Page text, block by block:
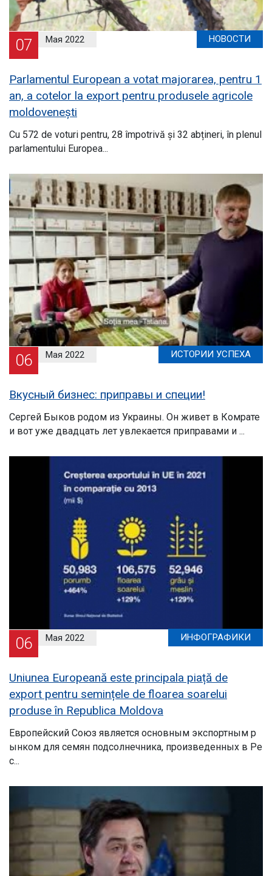
07 Мая 2022 НОВОСТИ
Parlamentul European a votat majorarea, pentru 1
an, a cotelor la export pentru produsele agricole
moldovenești
Cu 572 de voturi pentru, 28 împotrivă și 32 abțineri, în plenul
parlamentului Europea...
06 Мая 2022 ИСТОРИИ УСПЕХА
Вкусный бизнес: приправы и специи!
Сергей Быков родом из Украины. Он живет в Комрате
и вот уже двадцать лет увлекается приправами и ...
06 Мая 2022 ИНФОГРАФИКИ
Uniunea Europeană este principala piață de
export pentru semințele de floarea soarelui
produse în Republica Moldova
Европейский Союз является основным экспортным р
ынком для семян подсолнечника, произведенных в Ре
с...